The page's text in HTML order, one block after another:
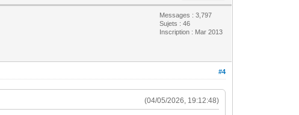
Messages : 3,797
Sujets : 46
Inscription : Mar 2013
#4
(04/05/2026, 19:12:48)